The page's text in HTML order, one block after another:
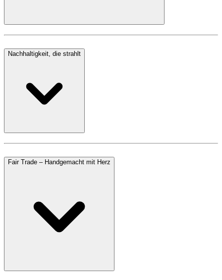
Nachhaltigkeit, die strahlt
Fair Trade – Handgemacht mit Herz